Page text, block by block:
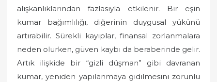
alışkanlıklarından fazlasıyla etkilenir. Bir eşin
kumar bağımlılığı, diğerinin duygusal yükünü
artırabilir. Sürekli kayıplar, finansal zorlanmalara
neden olurken, güven kaybı da beraberinde gelir.
Artık ilişkide bir “gizli düşman” gibi davranan
kumar, yeniden yapılanmaya gidilmesini zorunlu